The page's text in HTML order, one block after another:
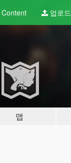
Content 업로드
맵